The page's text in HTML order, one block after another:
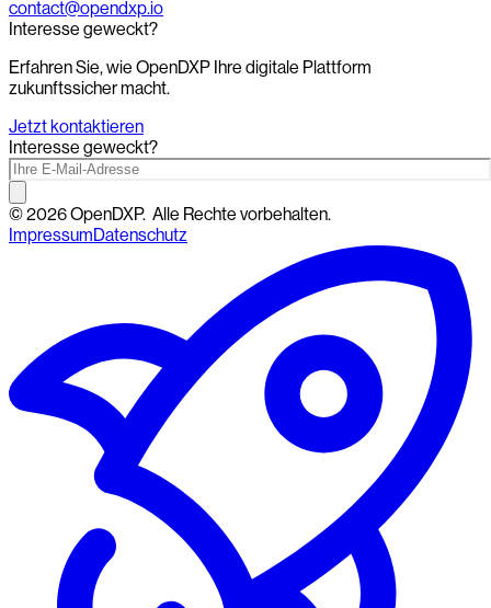
contact@opendxp.io
Interesse geweckt?
Erfahren Sie, wie OpenDXP Ihre digitale Plattform
zukunftssicher macht.
Jetzt kontaktieren
Interesse geweckt?
©2026OpenDXP. Alle Rechte vorbehalten.
ImpressumDatenschutz